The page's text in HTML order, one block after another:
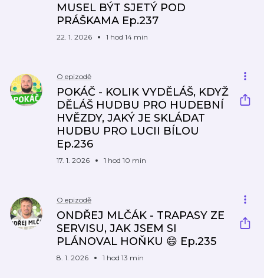
MUSEL BÝT SJETÝ POD
PRÁŠKAMA Ep.237
22. 1. 2026 1 hod 14 min
O epizodě
POKÁČ - KOLIK VYDĚLÁŠ, KDYŽ
DĚLÁŠ HUDBU PRO HUDEBNÍ
HVĚZDY, JAKÝ JE SKLÁDAT
HUDBU PRO LUCII BÍLOU
Ep.236
17. 1. 2026 1 hod 10 min
O epizodě
ONDŘEJ MLČÁK - TRAPASY ZE
SERVISU, JAK JSEM SI
PLÁNOVAL HOŇKU 😄 Ep.235
8. 1. 2026 1 hod 13 min